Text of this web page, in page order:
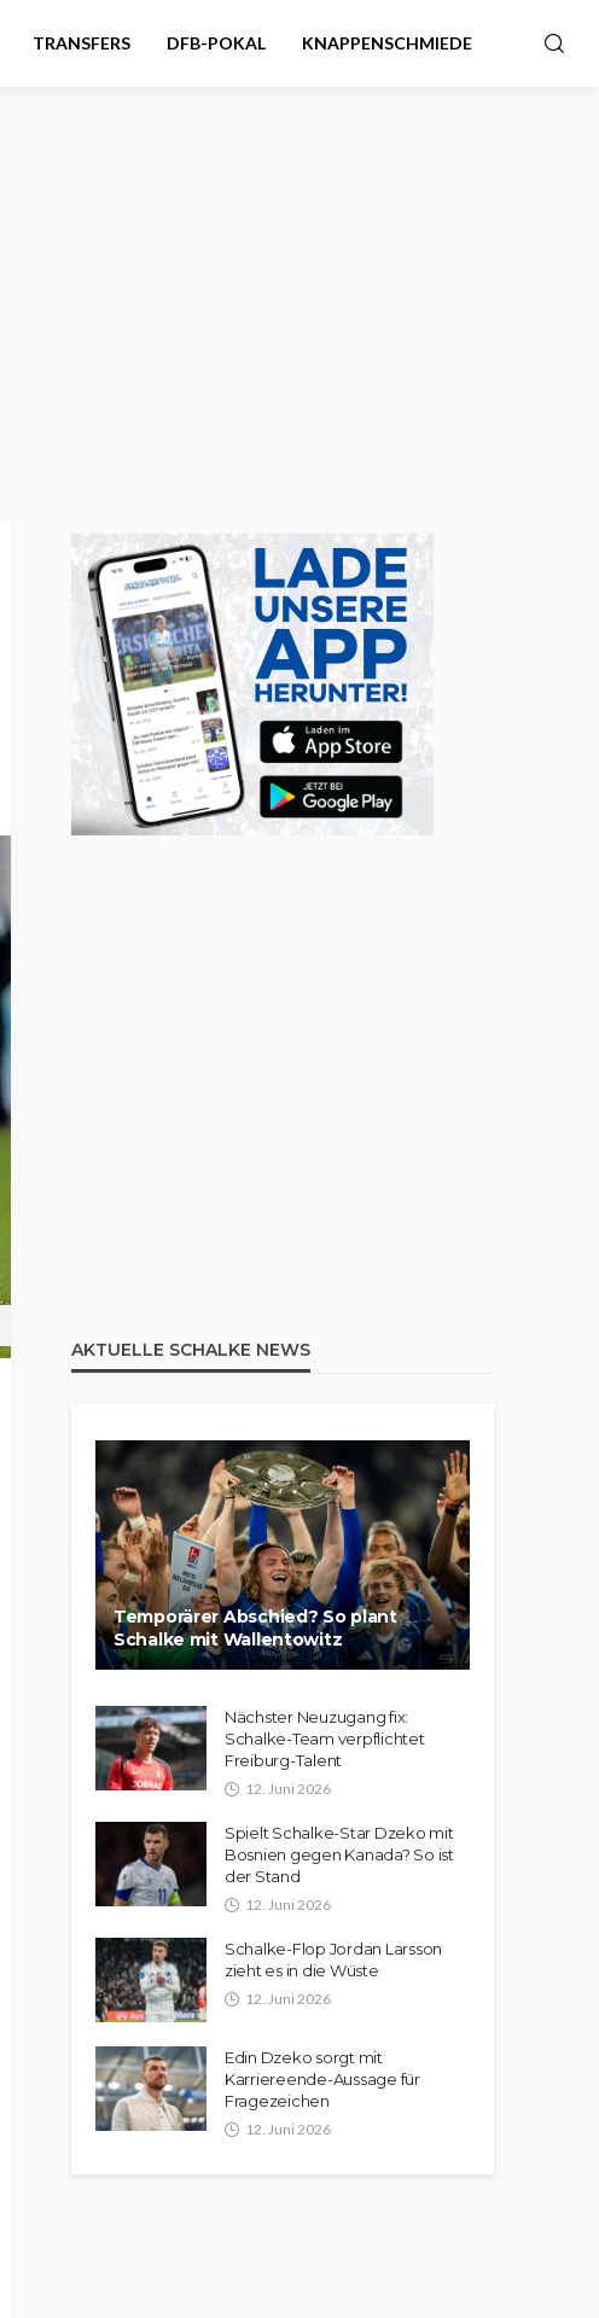
TRANSFERS DFB-POKAL KNAPPENSCHMIEDE
AKTUELLE SCHALKE NEWS
Temporärer Abschied? So plant
Schalke mit Wallentowitz
Nächster Neuzugang fix:
Schalke-Team verpflichtet
Freiburg-Talent
12. Juni 2026
Spielt Schalke-Star Dzeko mit
Bosnien gegen Kanada? So ist
der Stand
12. Juni 2026
Schalke-Flop Jordan Larsson
zieht es in die Wüste
12. Juni 2026
Edin Dzeko sorgt mit
Karriereende-Aussage für
Fragezeichen
12. Juni 2026